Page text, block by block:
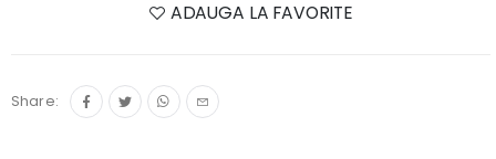
ADAUGA LA FAVORITE
Share: